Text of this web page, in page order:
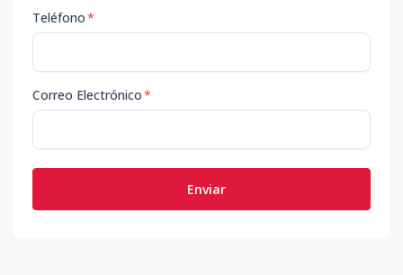
Teléfono*
Correo Electrónico*
Enviar